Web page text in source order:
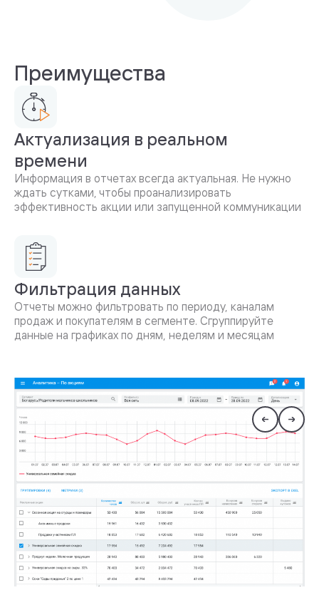
Преимущества
Актуализация в реальном
времени
Информация в отчетах всегда актуальная. Не нужно
ждать сутками, чтобы проанализировать
эффективность акции или запущенной коммуникации
Фильтрация данных
Отчеты можно фильтровать по периоду, каналам
продаж и покупателям в сегменте. Сгруппируйте
данные на графиках по дням, неделям и месяцам